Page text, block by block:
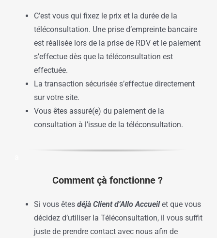
C’est vous qui fixez le prix et la durée de la
téléconsultation. Une prise d’empreinte bancaire
est réalisée lors de la prise de RDV et le paiement
s’effectue dès que la téléconsultation est
effectuée.
La transaction sécurisée s’effectue directement
sur votre site.
Vous êtes assuré(e) du paiement de la
consultation à l’issue de la téléconsultation.
Comment çà fonctionne ?
Si vous êtes déjà Client d’Allo Accueilet que vous
décidez d’utiliser la Téléconsultation, il vous suffit
juste de prendre contact avec nous afin de